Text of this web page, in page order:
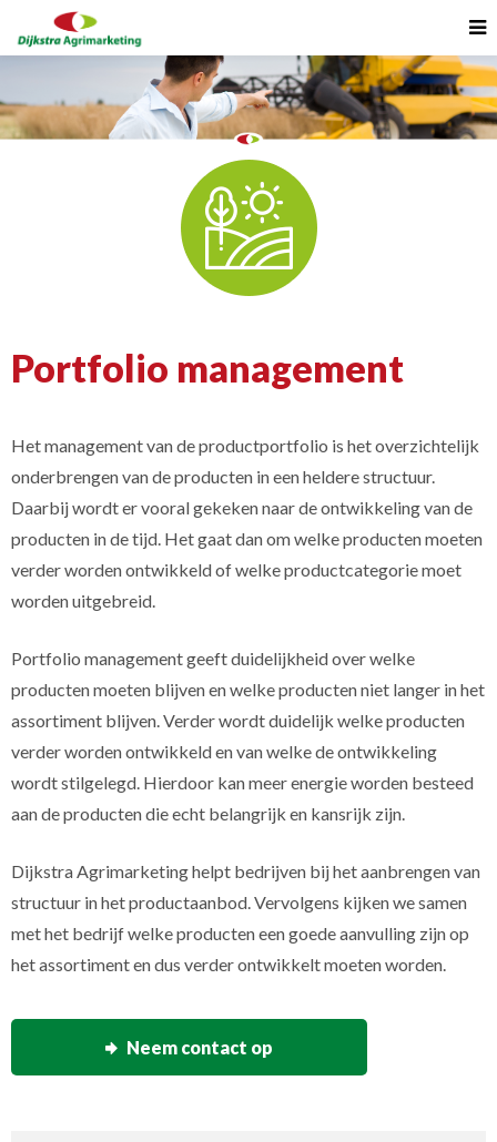
Portfolio management
Het management van de productportfolio is het overzichtelijk
onderbrengen van de producten in een heldere structuur.
Daarbij wordt er vooral gekeken naar de ontwikkeling van de
producten in de tijd. Het gaat dan om welke producten moeten
verder worden ontwikkeld of welke productcategorie moet
worden uitgebreid.
Portfolio management geeft duidelijkheid over welke
producten moeten blijven en welke producten niet langer in het
assortiment blijven. Verder wordt duidelijk welke producten
verder worden ontwikkeld en van welke de ontwikkeling
wordt stilgelegd. Hierdoor kan meer energie worden besteed
aan de producten die echt belangrijk en kansrijk zijn.
Dijkstra Agrimarketing helpt bedrijven bij het aanbrengen van
structuur in het productaanbod. Vervolgens kijken we samen
met het bedrijf welke producten een goede aanvulling zijn op
het assortiment en dus verder ontwikkelt moeten worden.
Neem contact op